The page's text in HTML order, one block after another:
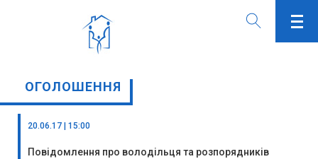
ОГОЛОШЕННЯ
20.06.17 | 15:00
Повідомлення про володільця та розпорядників